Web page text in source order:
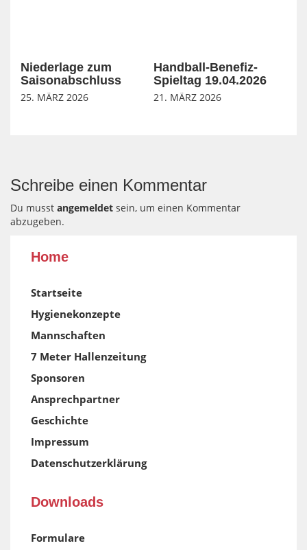
Niederlage zum
Saisonabschluss
25. MÄRZ 2026
Handball-Benefiz-
Spieltag 19.04.2026
21. MÄRZ 2026
Schreibe einen Kommentar
Du musst angemeldet sein, um einen Kommentar
abzugeben.
Home
Startseite
Hygienekonzepte
Mannschaften
7 Meter Hallenzeitung
Sponsoren
Ansprechpartner
Geschichte
Impressum
Datenschutzerklärung
Downloads
Formulare